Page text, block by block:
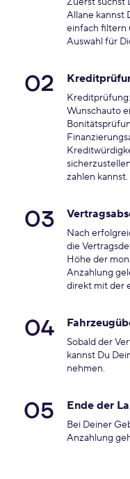
Allane kannst
einfach filtern
Auswahl für
02
Wunschauto
zahlen kannst.
03
Nach
die
Höhe der
Anzahlung
direkt mit der
04
Sobald der
kannst Du
nehmen.
05 Ende der
Bei Deiner
Anzahlung